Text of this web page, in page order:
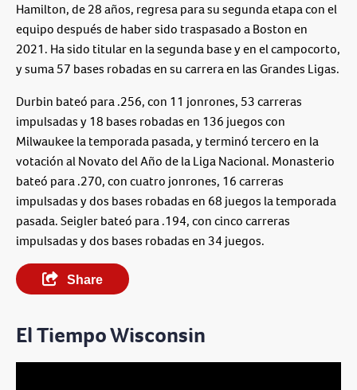
Hamilton, de 28 años, regresa para su segunda etapa con el
equipo después de haber sido traspasado a Boston en
2021. Ha sido titular en la segunda base y en el campocorto,
y suma 57 bases robadas en su carrera en las Grandes Ligas.
Durbin bateó para .256, con 11 jonrones, 53 carreras
impulsadas y 18 bases robadas en 136 juegos con
Milwaukee la temporada pasada, y terminó tercero en la
votación al Novato del Año de la Liga Nacional. Monasterio
bateó para .270, con cuatro jonrones, 16 carreras
impulsadas y dos bases robadas en 68 juegos la temporada
pasada. Seigler bateó para .194, con cinco carreras
impulsadas y dos bases robadas en 34 juegos.
Share
El Tiempo Wisconsin